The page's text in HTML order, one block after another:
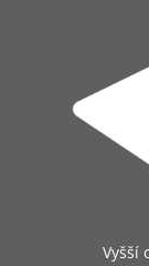
Vyšší